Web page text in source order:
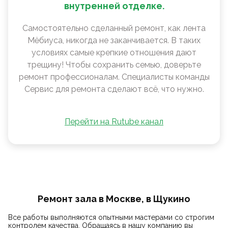
внутренней отделке.
Самостоятельно сделанный ремонт, как лента
Мëбиуса, никогда не заканчивается. В таких
условиях самые крепкие отношения дают
трещину! Чтобы сохранить семью, доверьте
ремонт профессионалам. Специалисты команды
Сервис для ремонта сделают всё, что нужно.
Перейти на Rutube канал
Ремонт зала в Москве, в Щукино
Все работы выполняются опытными мастерами со строгим
контролем качества. Обращаясь в нашу компанию вы